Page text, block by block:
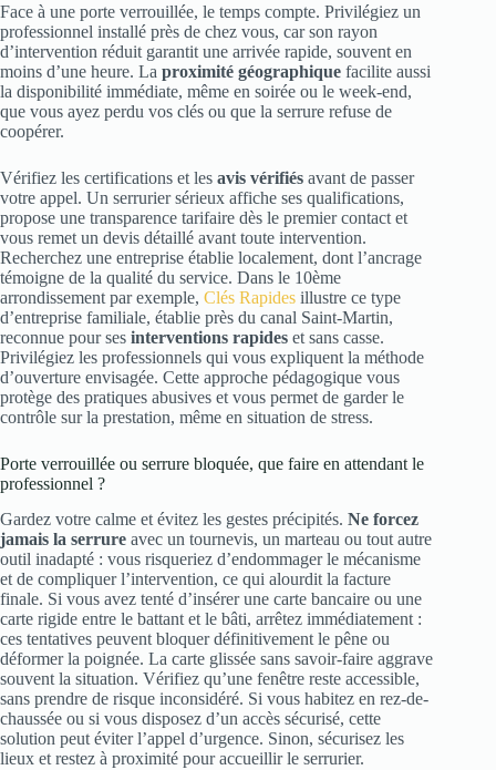
Face à une porte verrouillée, le temps compte. Privilégiez un
professionnel installé près de chez vous, car son rayon
d’intervention réduit garantit une arrivée rapide, souvent en
moins d’une heure. La proximité géographique facilite aussi
la disponibilité immédiate, même en soirée ou le week-end,
que vous ayez perdu vos clés ou que la serrure refuse de
coopérer.
Vérifiez les certifications et les avis vérifiés avant de passer
votre appel. Un serrurier sérieux affiche ses qualifications,
propose une transparence tarifaire dès le premier contact et
vous remet un devis détaillé avant toute intervention.
Recherchez une entreprise établie localement, dont l’ancrage
témoigne de la qualité du service. Dans le 10ème
arrondissement par exemple, Clés Rapides illustre ce type
d’entreprise familiale, établie près du canal Saint-Martin,
reconnue pour ses interventions rapides et sans casse.
Privilégiez les professionnels qui vous expliquent la méthode
d’ouverture envisagée. Cette approche pédagogique vous
protège des pratiques abusives et vous permet de garder le
contrôle sur la prestation, même en situation de stress.
Porte verrouillée ou serrure bloquée, que faire en attendant le
professionnel ?
Gardez votre calme et évitez les gestes précipités. Ne forcez
jamais la serrure avec un tournevis, un marteau ou tout autre
outil inadapté : vous risqueriez d’endommager le mécanisme
et de compliquer l’intervention, ce qui alourdit la facture
finale. Si vous avez tenté d’insérer une carte bancaire ou une
carte rigide entre le battant et le bâti, arrêtez immédiatement :
ces tentatives peuvent bloquer définitivement le pêne ou
déformer la poignée. La carte glissée sans savoir-faire aggrave
souvent la situation. Vérifiez qu’une fenêtre reste accessible,
sans prendre de risque inconsidéré. Si vous habitez en rez-de-
chaussée ou si vous disposez d’un accès sécurisé, cette
solution peut éviter l’appel d’urgence. Sinon, sécurisez les
lieux et restez à proximité pour accueillir le serrurier.